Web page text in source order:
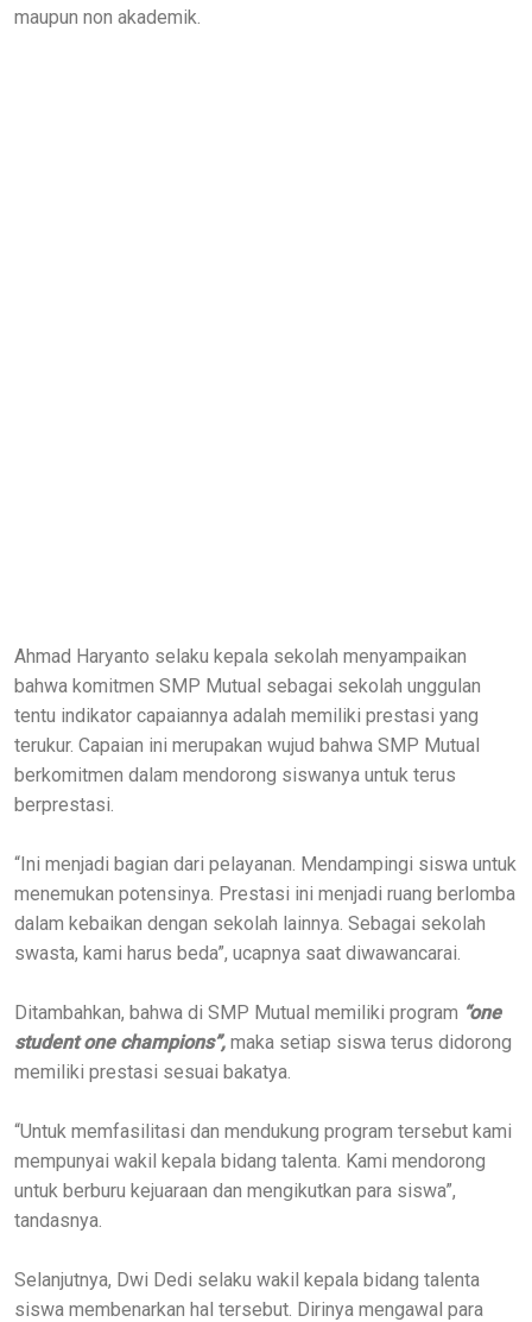
maupun non akademik.
Ahmad Haryanto selaku kepala sekolah menyampaikan
bahwa komitmen SMP Mutual sebagai sekolah unggulan
tentu indikator capaiannya adalah memiliki prestasi yang
terukur. Capaian ini merupakan wujud bahwa SMP Mutual
berkomitmen dalam mendorong siswanya untuk terus
berprestasi.
“Ini menjadi bagian dari pelayanan. Mendampingi siswa untuk
menemukan potensinya. Prestasi ini menjadi ruang berlomba
dalam kebaikan dengan sekolah lainnya. Sebagai sekolah
swasta, kami harus beda”, ucapnya saat diwawancarai.
Ditambahkan, bahwa di SMP Mutual memiliki program “one
student one champions”, maka setiap siswa terus didorong
memiliki prestasi sesuai bakatya.
“Untuk memfasilitasi dan mendukung program tersebut kami
mempunyai wakil kepala bidang talenta. Kami mendorong
untuk berburu kejuaraan dan mengikutkan para siswa”,
tandasnya.
Selanjutnya, Dwi Dedi selaku wakil kepala bidang talenta
siswa membenarkan hal tersebut. Dirinya mengawal para